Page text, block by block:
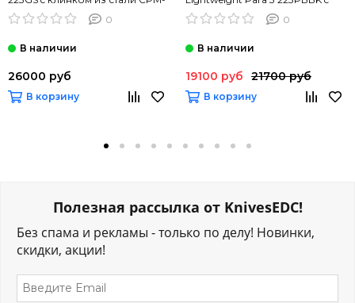
S45VN, рукоять G10 0
26000 руб
В корзину
клинком из стали CTS-BD1,
0
19100 руб 21700 руб
В корзину
Полезная рассылка от KnivesEDC!
Без спама и рекламы - только по делу! Новинки,
скидки, акции!